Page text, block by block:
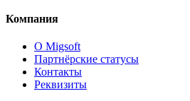
Компания
О Migsoft
Партнёрские статусы
Контакты
Реквизиты